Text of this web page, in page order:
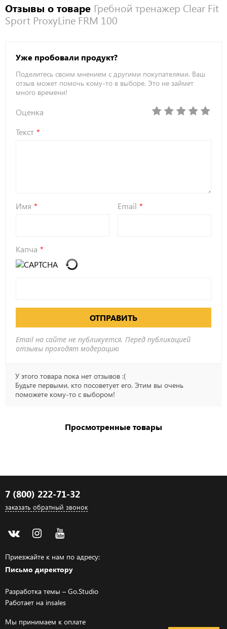
Отзывы о товаре Гребной тренажер Clear Fit
Sport ProxyLine FRM 100
Уже пробовали продукт?
Поделитесь своим мнением с другими покупателями. Ваш
отзыв может помочь кому-то в выборе. Это не займет
много времени!
Оценка
Текст
Имя Email
Капча
ОТПРАВИТЬ
Email на сайте не публикуется. Перед публикацией
отзывы проходят модерацию
У этого товара пока нет отзывов :(
Будьте первыми, кто посоветует его. Этим вы очень
поможете кому-то с выбором!
Просмотренные товары
7 (800) 222-71-32
заказать обратный звонок
Приезжайте к нам по адресу:
Письмо директору
Разработка темы – Go.Studio
Работает на insales
Мы принимаем к оплате